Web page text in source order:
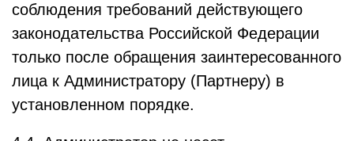
соблюдения требований действующего
законодательства Российской Федерации
только после обращения заинтересованного
лица к Администратору (Партнеру) в
установленном порядке.